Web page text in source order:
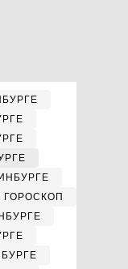
ГОРОСКОП